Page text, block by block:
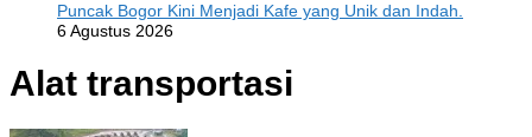
Puncak Bogor Kini Menjadi Kafe yang Unik dan Indah.
6 Agustus 2026
Alat transportasi